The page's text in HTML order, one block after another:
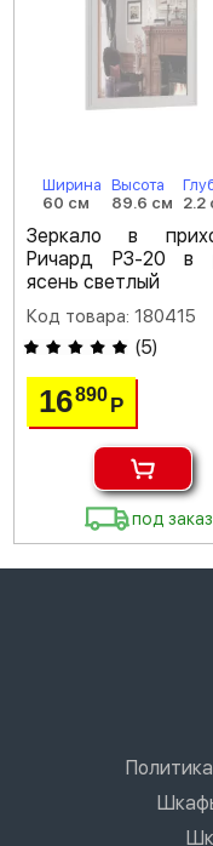
Ширина
60 см
Высота
89.6 см
2.2
Зеркало в
Ричард РЗ-20 в
ясень светлый
Код товара: 180415
(5)
16890Р
под заказ